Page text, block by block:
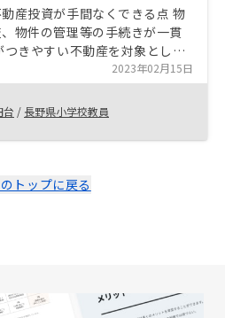
産投資が手間なくできる点 物
物件の管理等の手続きが一貫
きやすい不動産を対象とした
んどをオンラインでの手続きで
2023年02月15日
台 / 長野県小学校教員
トップに戻る